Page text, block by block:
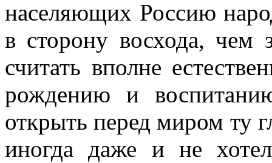
населяющих Россию
в сторону восхода, чем
считать вполне
рождению и
открыть перед миром ту
иногда даже и не